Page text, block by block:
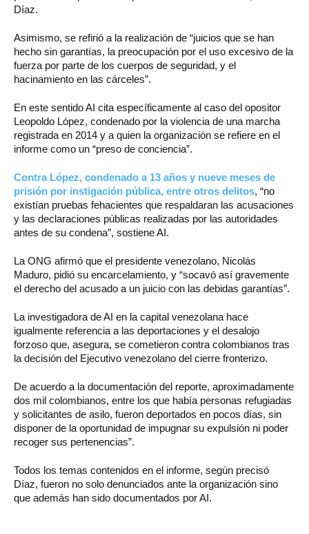
Díaz.
Asimismo, se refirió a la realización de “juicios que se han
hecho sin garantías, la preocupación por el uso excesivo de la
fuerza por parte de los cuerpos de seguridad, y el
hacinamiento en las cárceles”.
En este sentido AI cita específicamente al caso del opositor
Leopoldo López, condenado por la violencia de una marcha
registrada en 2014 y a quien la organización se refiere en el
informe como un “preso de conciencia”.
Contra López, condenado a 13 años y nueve meses de
prisión por instigación pública, entre otros delitos, “no
existían pruebas fehacientes que respaldaran las acusaciones
y las declaraciones públicas realizadas por las autoridades
antes de su condena”, sostiene AI.
La ONG afirmó que el presidente venezolano, Nicolás
Maduro, pidió su encarcelamiento, y “socavó así gravemente
el derecho del acusado a un juicio con las debidas garantías”.
La investigadora de AI en la capital venezolana hace
igualmente referencia a las deportaciones y el desalojo
forzoso que, asegura, se cometieron contra colombianos tras
la decisión del Ejecutivo venezolano del cierre fronterizo.
De acuerdo a la documentación del reporte, aproximadamente
dos mil colombianos, entre los que había personas refugiadas
y solicitantes de asilo, fueron deportados en pocos días, sin
disponer de la oportunidad de impugnar su expulsión ni poder
recoger sus pertenencias”.
Todos los temas contenidos en el informe, según precisó
Díaz, fueron no solo denunciados ante la organización sino
que además han sido documentados por AI.